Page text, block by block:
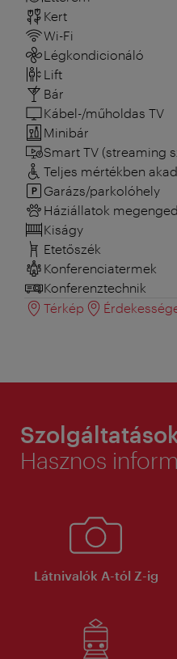
Kert
Wi-Fi
Légkondicionáló
Lift
Bár
Kábel-/műholdas TV
Minibár
Smart TV (streaming
Teljes mértékben
Garázs/parkolóhely
Háziállatok
Kiságy
Etetőszék
Konferenciatermek
Konferenztechnik
Térkép
Hasznos
Látnivalók A-tól Z-ig